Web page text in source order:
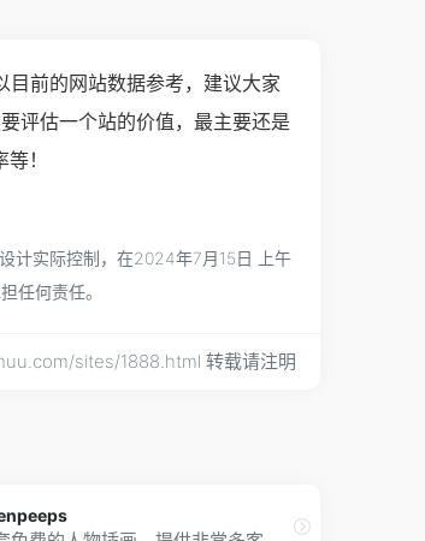
目前的网站数据参考，建议大家
评估一个站的价值，最主要还是
！
计实际控制，在2024年7月15日 上午
任何责任。
sites/1888.html 转载请注明